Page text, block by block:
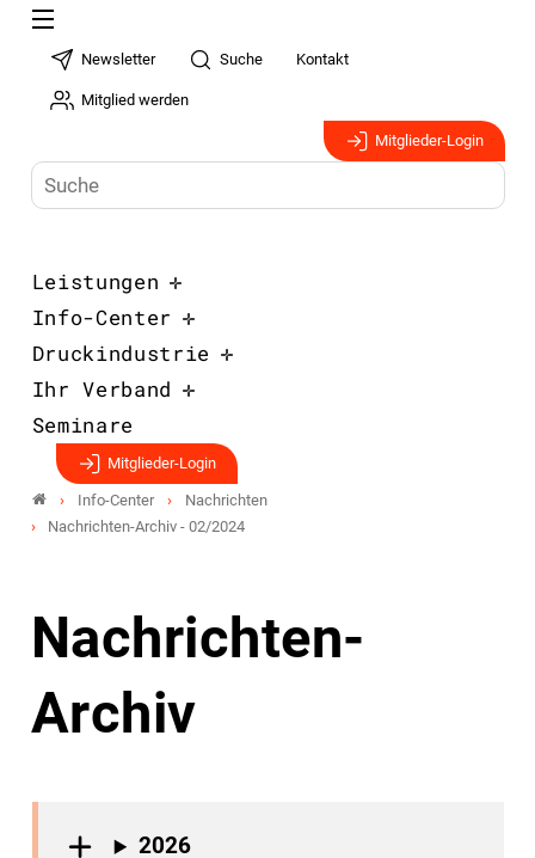
Newsletter Suche Kontakt
Mitglied werden
Mitglieder-Login
Leistungen
Info-Center
Druckindustrie
Ihr Verband
Seminare
Mitglieder-Login
Info-Center
Nachrichten
Nachrichten-Archiv - 02/2024
Nachrichten-
Archiv
2026